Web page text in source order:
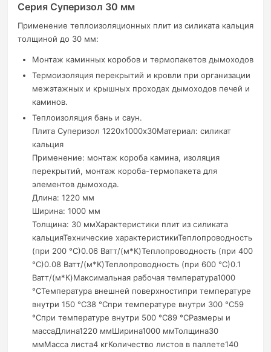
Серия Суперизол 30 мм
Применение теплоизоляционных плит из силиката кальция
толщиной до 30 мм:
Монтаж каминных коробов и термопакетов дымоходов
Термоизоляция перекрытий и кровли при организации
межэтажных и крышных проходах дымоходов печей и
каминов.
Теплоизоляция бань и саун.
Плита Суперизол 1220х1000х30Материал: силикат
кальция
Применение: монтаж короба камина, изоляция
перекрытий, монтаж короба-термопакета для
элементов дымохода.
Длина: 1220 мм
Ширина: 1000 мм
Толщина: 30 ммХарактеристики плит из силиката
кальцияТехнические характеристикиТеплопроводность
(при 200 °C)0.06 Ватт/(м*К)Теплопроводность (при 400
°C)0.08 Ватт/(м*К)Теплопроводность (при 600 °C)0.1
Ватт/(м*К)Максимальная рабочая температура1000
°CТемпература внешней поверхностипри температуре
внутри 150 °C38 °Cпри температуре внутри 300 °C59
°Cпри температуре внутри 500 °C89 °CРазмеры и
массаДлина1220 ммШирина1000 ммТолщина30
ммМасса листа4 кгКоличество листов в паллете140